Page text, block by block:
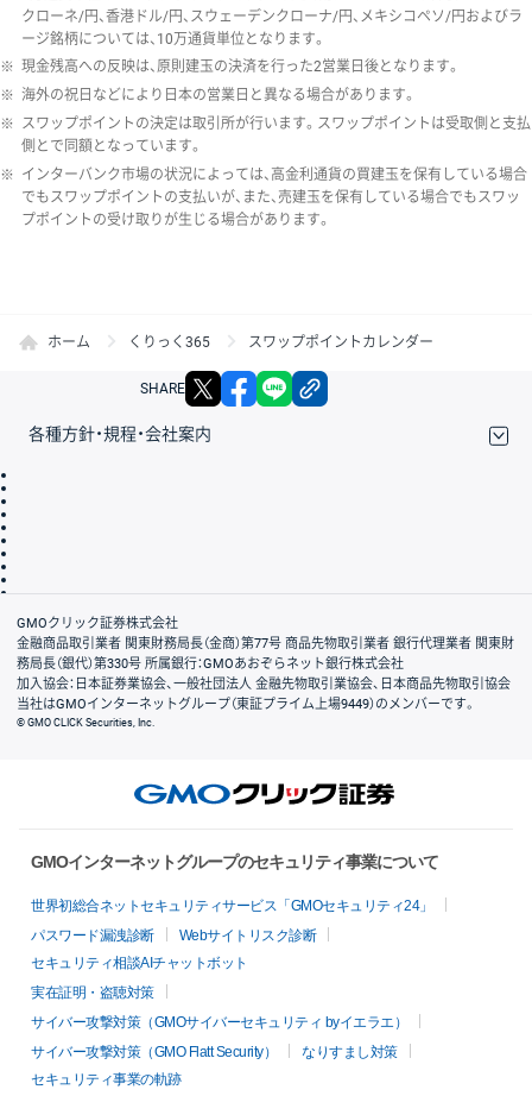
クローネ/円、香港ドル/円、スウェーデンクローナ/円、メキシコペソ/円およびラ
ージ銘柄については、10万通貨単位となります。
※ 現金残高への反映は、原則建玉の決済を行った2営業日後となります。
※ 海外の祝日などにより日本の営業日と異なる場合があります。
※ スワップポイントの決定は取引所が行います。スワップポイントは受取側と支払
側とで同額となっています。
※ インターバンク市場の状況によっては、高金利通貨の買建玉を保有している場合
でもスワップポイントの支払いが、また、売建玉を保有している場合でもスワッ
プポイントの受け取りが生じる場合があります。
ホーム くりっく365 スワップポイントカレンダー
SHARE X facebook
各種方針・規程・会社案内
会社案内
GMOクリック証券株式会社
金融商品取引業者 関東財務局長（金商）第77号 商品先物取引業者 銀行代理業者 関東財
務局長（銀代）第330号 所属銀行：GMOあおぞらネット銀行株式会社
加入協会：日本証券業協会、一般社団法人 金融先物取引業協会、日本商品先物取引協会
当社はGMOインターネットグループ（東証プライム上場9449）のメンバーです。
© GMO CLICK Securities, Inc.
GMOインターネットグループのセキュリティ事業について
世界初総合ネットセキュリティサービス「GMOセキュリティ24」
パスワード漏洩診断
Webサイトリスク診断
セキュリティ相談AIチャットボット
実在証明・盗聴対策
サイバー攻撃対策（GMOサイバーセキュリティ byイエラエ）
サイバー攻撃対策（GMO Flatt Security）
なりすまし対策
セキュリティ事業の軌跡